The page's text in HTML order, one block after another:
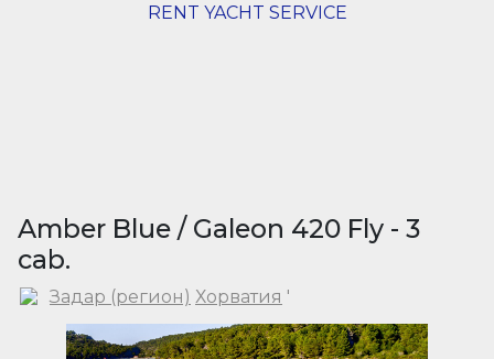
RENT YACHT SERVICE
Amber Blue / Galeon 420 Fly - 3
cab.
Задар (регион) Хорватия '